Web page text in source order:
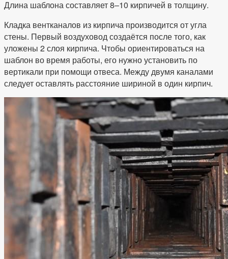
Длина шаблона составляет 8–10 кирпичей в толщину.
Кладка вентканалов из кирпича производится от угла
стены. Первый воздуховод создаётся после того, как
уложены 2 слоя кирпича. Чтобы ориентироваться на
шаблон во время работы, его нужно установить по
вертикали при помощи отвеса. Между двумя каналами
следует оставлять расстояние шириной в один кирпич.